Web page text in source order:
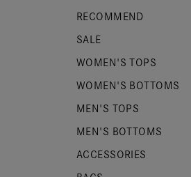
RECOMMEND
SALE
WOMEN'S TOPS
WOMEN'S BOTTOMS
MEN'S TOPS
MEN'S BOTTOMS
ACCESSORIES